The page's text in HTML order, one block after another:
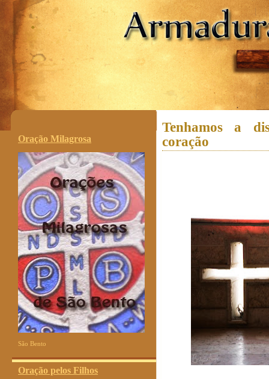
.
Oração Milagrosa
São Bento
Oração pelos Filhos
Tenhamos a
coração